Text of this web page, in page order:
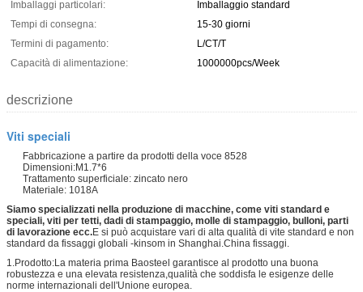
Imballaggi particolari:
Imballaggio standard
Tempi di consegna:
15-30 giorni
Termini di pagamento:
L/CT/T
Capacità di alimentazione:
1000000pcs/Week
descrizione
Viti speciali
Fabbricazione a partire da prodotti della voce 8528
Dimensioni:M1.7*6
Trattamento superficiale: zincato nero
Materiale: 1018A
Siamo specializzati nella produzione di macchine, come viti standard e
speciali, viti per tetti, dadi di stampaggio, molle di stampaggio, bulloni, parti
di lavorazione ecc.E si può acquistare vari di alta qualità di vite standard e non
standard da fissaggi globali -kinsom in Shanghai.China fissaggi.
1.Prodotto:La materia prima Baosteel garantisce al prodotto una buona
robustezza e una elevata resistenza,qualità che soddisfa le esigenze delle
norme internazionali dell'Unione europea.